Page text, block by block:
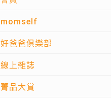
momself
好爸爸俱樂部
線上雜誌
菁品大賞